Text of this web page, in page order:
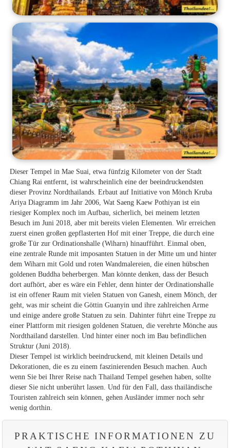
Dieser Tempel in Mae Suai, etwa fünfzig Kilometer von der Stadt
Chiang Rai entfernt, ist wahrscheinlich eine der beeindruckendsten
dieser Provinz Nordthailands. Erbaut auf Initiative von Mönch Kruba
Ariya Diagramm im Jahr 2006, Wat Saeng Kaew Pothiyan ist ein
riesiger Komplex noch im Aufbau, sicherlich, bei meinem letzten
Besuch im Juni 2018, aber mit bereits vielen Elementen. Wir erreichen
zuerst einen großen gepflasterten Hof mit einer Treppe, die durch eine
große Tür zur Ordinationshalle (Wiharn) hinaufführt. Einmal oben,
eine zentrale Runde mit imposanten Statuen in der Mitte um und hinter
dem Wiharn mit Gold und roten Wandmalereien, die einen hübschen
goldenen Buddha beherbergen. Man könnte denken, dass der Besuch
dort aufhört, aber es wäre ein Fehler, denn hinter der Ordinationshalle
ist ein offener Raum mit vielen Statuen von Ganesh, einem Mönch, der
geht, was mir scheint die Göttin Guanyin und ihre zahlreichen Arme
und einige andere große Statuen zu sein. Dahinter führt eine Treppe zu
einer Plattform mit riesigen goldenen Statuen, die verehrte Mönche aus
Nordthailand darstellen. Und hinter einer noch im Bau befindlichen
Struktur (Juni 2018).
Dieser Tempel ist wirklich beeindruckend, mit kleinen Details und
Dekorationen, die es zu einem faszinierenden Besuch machen. Auch
wenn Sie bei Ihrer Reise nach Thailand Tempel gesehen haben, sollte
dieser Sie nicht unberührt lassen. Und für den Fall, dass thailändische
Touristen zahlreich sein können, gehen Ausländer immer noch sehr
wenig dorthin.
PRAKTISCHE INFORMATIONEN ZU